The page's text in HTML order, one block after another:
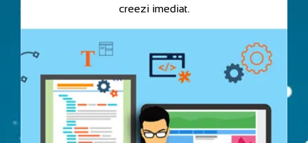
creezi imediat.